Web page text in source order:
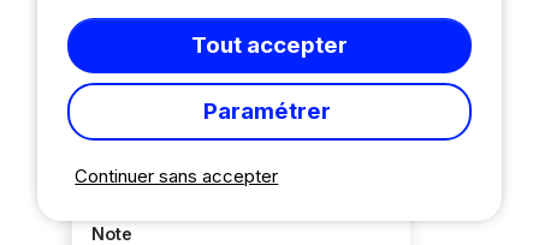
Trier par
Pertinence
Note croissante
Note décroissante
Note
Continuer sans accepter
Tout accepter
Paramétrer